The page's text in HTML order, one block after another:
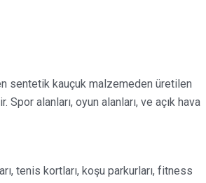
sentetik kauçuk malzemeden üretilen
alanları, oyun alanları, ve açık hava
tenis kortları, koşu parkurları, fitness